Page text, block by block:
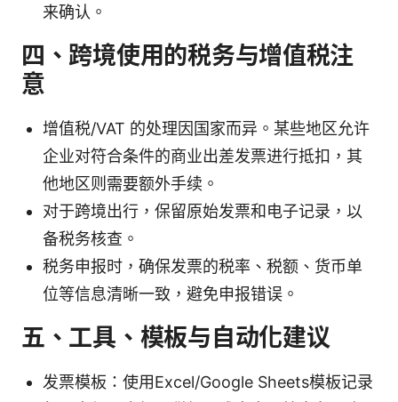
来确认。
四、跨境使用的税务与增值税注
意
增值税/VAT 的处理因国家而异。某些地区允许
企业对符合条件的商业出差发票进行抵扣，其
他地区则需要额外手续。
对于跨境出行，保留原始发票和电子记录，以
备税务核查。
税务申报时，确保发票的税率、税额、货币单
位等信息清晰一致，避免申报错误。
五、工具、模板与自动化建议
发票模板：使用Excel/Google Sheets模板记录